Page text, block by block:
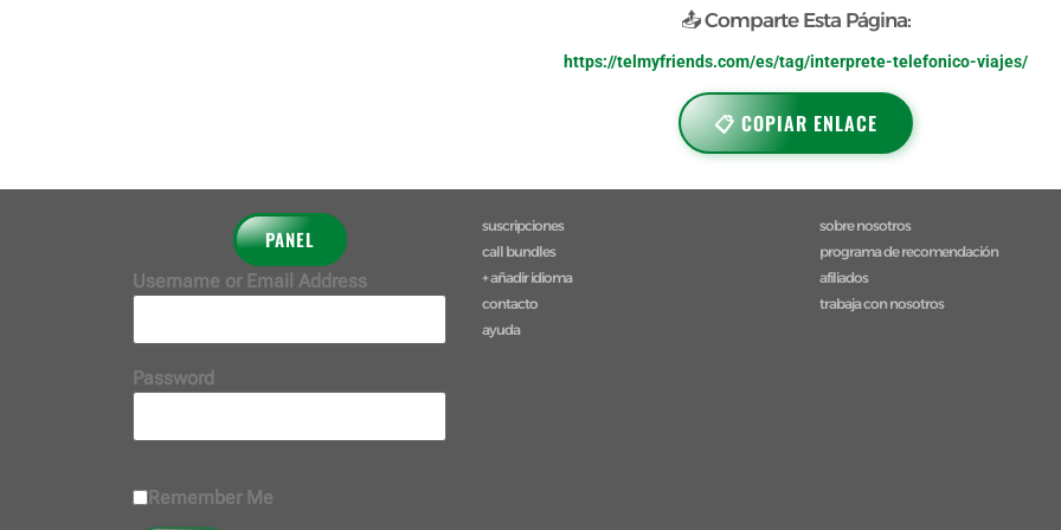
📤 Comparte Esta Página:
https://telmyfriends.com/es/tag/interprete-telefonico-viajes/
📋 COPIAR ENLACE
PANEL
Username or Email Address
Password
Remember Me
suscripciones
call bundles
+ añadir idioma
contacto
ayuda
sobre nosotros
programa de recomendación
afiliados
trabaja con nosotros